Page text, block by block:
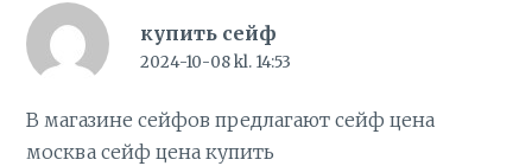
купить сейф
2024-10-08 kl. 14:53
В магазине сейфов предлагают сейф цена
москвасейф цена купить